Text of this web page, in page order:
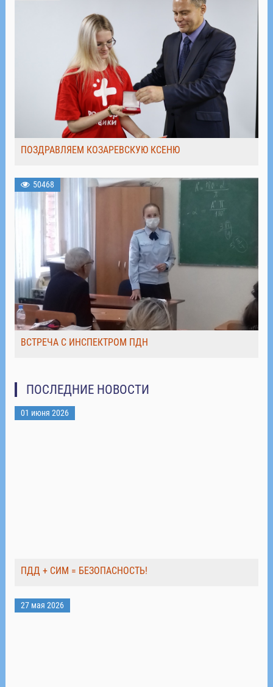
ПОЗДРАВЛЯЕМ КОЗАРЕВСКУЮ КСЕНЮ
50468
ВСТРЕЧА С ИНСПЕКТРОМ ПДН
ПОСЛЕДНИЕ НОВОСТИ
01 июня 2026
ПДД + СИМ = БЕЗОПАСНОСТЬ!
27 мая 2026